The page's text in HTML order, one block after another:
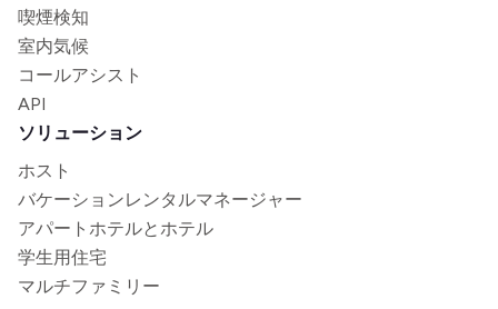
喫煙検知
室内気候
コールアシスト
API
ソリューション
ホスト
バケーションレンタルマネージャー
アパートホテルとホテル
学生用住宅
マルチファミリー